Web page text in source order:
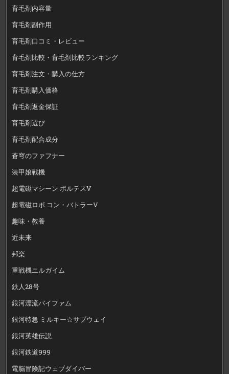
育毛剤内容量
育毛剤副作用
育毛剤口コミ・レビュー
育毛剤比較・育毛剤比較ランキング
育毛剤注文・購入の仕方
育毛剤購入価格
育毛剤返金保証
育毛剤選び
育毛剤配合成分
蒼穹のファフナー
装甲娘戦機
超電磁マシーン ボルテスV
超電磁ロボ コン・バトラーV
趣味・教養
近未来
邦楽
重戦機エルガイム
鉄人28号
銀河漂流バイファム
銀河特急 ミルキー☆サブウェイ
銀河英雄伝説
銀河鉄道999
電脳冒険記ウェブダイバー